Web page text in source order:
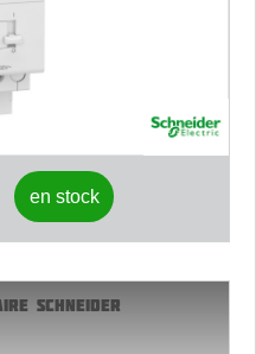
en stock
SCHNEIDER